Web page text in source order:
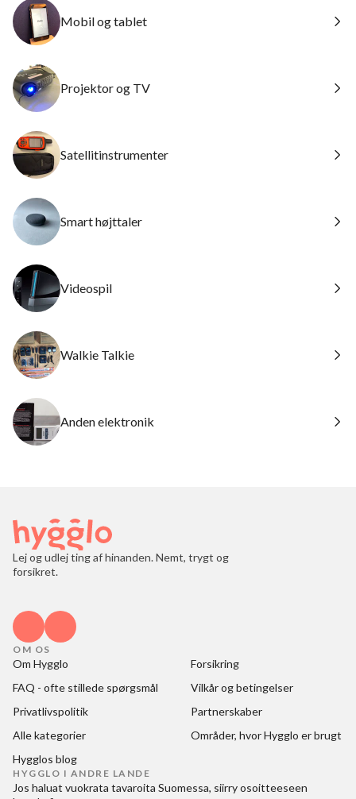
Mobil og tablet
Projektor og TV
Satellitinstrumenter
Smart højttaler
Videospil
Walkie Talkie
Anden elektronik
Lej og udlej ting af hinanden. Nemt, trygt og
forsikret.
OM OS
Om Hygglo
Forsikring
FAQ - ofte stillede spørgsmål
Vilkår og betingelser
Privatlivspolitik
Partnerskaber
Alle kategorier
Områder, hvor Hygglo er brugt
Hygglos blog
HYGGLO I ANDRE LANDE
Jos haluat vuokrata tavaroita Suomessa, siirry osoitteeseen